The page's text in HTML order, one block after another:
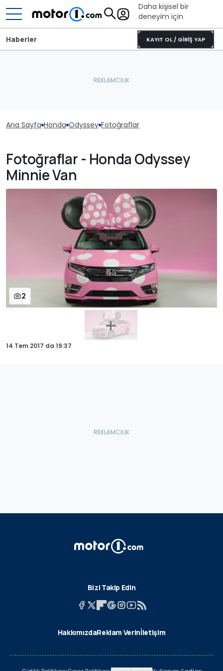
Daha kişisel bir
deneyim için
KAYIT OL / GİRİŞ YAP
Haberler
Ana Sayfa Honda Odyssey Fotoğraflar
Fotoğraflar - Honda Odyssey
Minnie Van
2
14 Tem 2017 da 19:37
Bizi Takip Edin
HakkımızdaReklam Verinİletişim